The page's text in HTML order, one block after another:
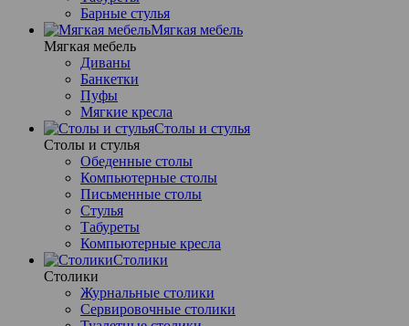
Барные стулья
Мягкая мебель
Мягкая мебель
Диваны
Банкетки
Пуфы
Мягкие кресла
Столы и стулья
Столы и стулья
Обеденные столы
Компьютерные столы
Письменные столы
Стулья
Табуреты
Компьютерные кресла
Столики
Столики
Журнальные столики
Сервировочные столики